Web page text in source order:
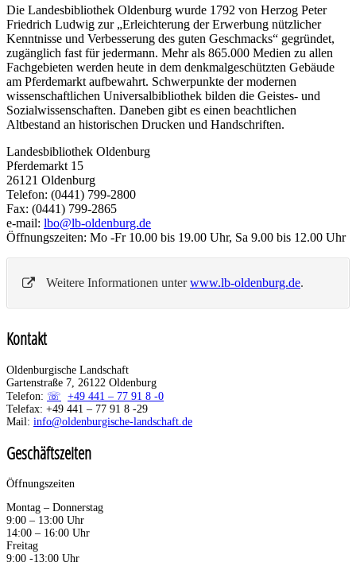
Die Landesbibliothek Oldenburg wurde 1792 von Herzog Peter
Friedrich Ludwig zur „Erleichterung der Erwerbung nützlicher
Kenntnisse und Verbesserung des guten Geschmacks“ gegründet,
zugänglich fast für jedermann. Mehr als 865.000 Medien zu allen
Fachgebieten werden heute in dem denkmalgeschützten Gebäude
am Pferdemarkt aufbewahrt. Schwerpunkte der modernen
wissenschaftlichen Universalbibliothek bilden die Geistes- und
Sozialwissenschaften. Daneben gibt es einen beachtlichen
Altbestand an historischen Drucken und Handschriften.
Landesbibliothek Oldenburg
Pferdemarkt 15
26121 Oldenburg
Telefon: (0441) 799-2800
Fax: (0441) 799-2865
e-mail: lbo@lb-oldenburg.de
Öffnungszeiten: Mo -Fr 10.00 bis 19.00 Uhr, Sa 9.00 bis 12.00 Uhr
Weitere Informationen unterwww.lb-oldenburg.de.
Kontakt
Oldenburgische Landschaft
Gartenstraße 7, 26122 Oldenburg
Telefon:
+49 441 – 77 91 8 -0
Telefax: +49 441 – 77 91 8 -29
Mail: info@oldenburgische-landschaft.de
Geschäftszeiten
Öffnungszeiten
Montag – Donnerstag
9:00 – 13:00 Uhr
14:00 – 16:00 Uhr
Freitag
9:00 -13:00 Uhr